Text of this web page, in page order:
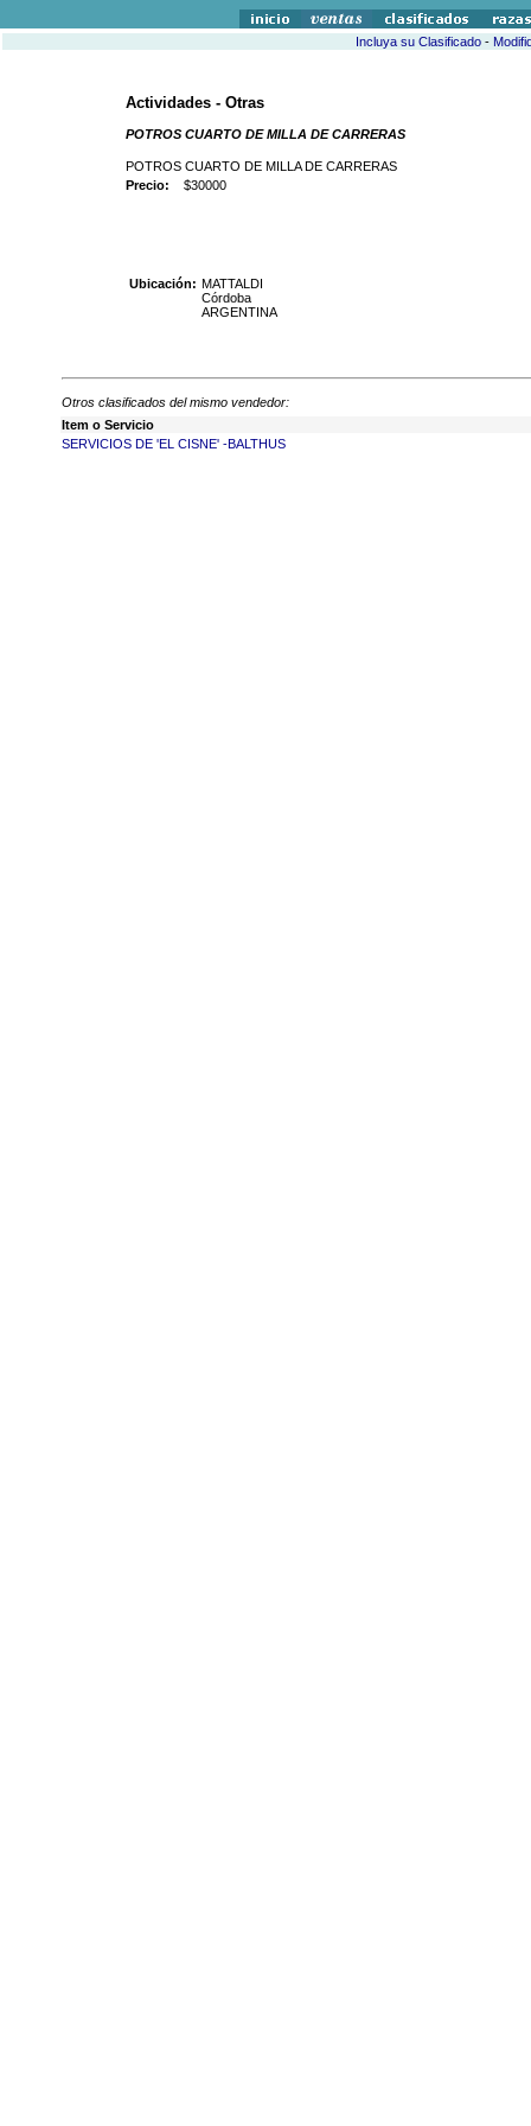
Incluya su Clasificado-
Actividades - Otras
POTROS CUARTO DE MILLA DE CARRERAS
POTROS CUARTO DE MILLA DE CARRERAS
Precio: $30000
Ubicación: MATTALDI
Córdoba
ARGENTINA
Otros clasificados del mismo vendedor:
Item o Servicio
SERVICIOS DE 'EL CISNE' -BALTHUS